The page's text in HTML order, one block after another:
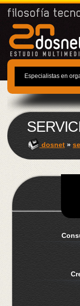
Especialistas en
dosnet »